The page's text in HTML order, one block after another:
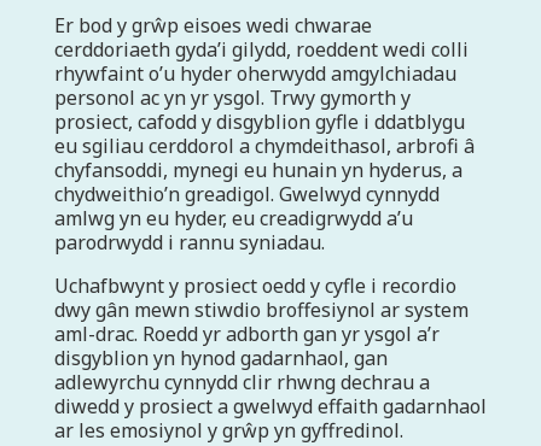
Er bod y grŵp eisoes wedi chwarae
cerddoriaeth gyda’i gilydd, roeddent wedi colli
rhywfaint o’u hyder oherwydd amgylchiadau
personol ac yn yr ysgol. Trwy gymorth y
prosiect, cafodd y disgyblion gyfle i ddatblygu
eu sgiliau cerddorol a chymdeithasol, arbrofi â
chyfansoddi, mynegi eu hunain yn hyderus, a
chydweithio’n greadigol. Gwelwyd cynnydd
amlwg yn eu hyder, eu creadigrwydd a’u
parodrwydd i rannu syniadau.
Uchafbwynt y prosiect oedd y cyfle i recordio
dwy gân mewn stiwdio broffesiynol ar system
aml-drac. Roedd yr adborth gan yr ysgol a’r
disgyblion yn hynod gadarnhaol, gan
adlewyrchu cynnydd clir rhwng dechrau a
diwedd y prosiect a gwelwyd effaith gadarnhaol
ar les emosiynol y grŵp yn gyffredinol.